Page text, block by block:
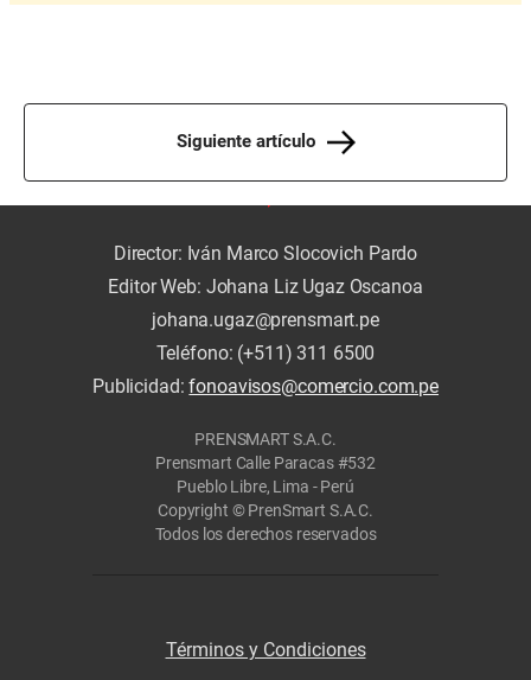
Siguiente artículo
Director: Iván Marco Slocovich Pardo
Editor Web: Johana Liz Ugaz Oscanoa
johana.ugaz@prensmart.pe
Teléfono: (+511) 311 6500
Publicidad:fonoavisos@comercio.com.pe
PRENSMART S.A.C.
Prensmart Calle Paracas #532
Pueblo Libre, Lima - Perú
Copyright © PrenSmart S.A.C.
Todos los derechos reservados
Términos y Condiciones